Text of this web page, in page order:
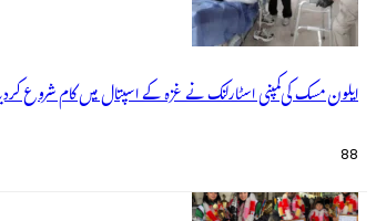
ایلون مسک کی کمپنی اسٹارلنک نے غزہ کے اسپتال میں کام شروع
88